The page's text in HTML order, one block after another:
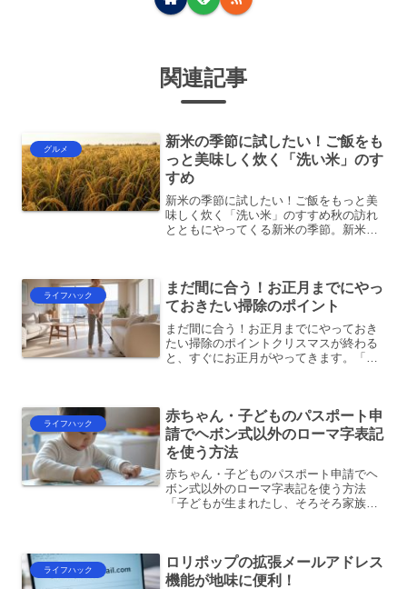
関連記事
グルメ
新米の季節に試したい！ご飯をも
っと美味しく炊く「洗い米」のす
すめ
新米の季節に試したい！ご飯をもっと美
味しく炊く「洗い米」のすすめ秋の訪れ
とともにやってくる新米の季節。新米は
「洗い米」というひと手間に...
ライフハック
まだ間に合う！お正月までにやっ
ておきたい掃除のポイント
まだ間に合う！お正月までにやっておき
たい掃除のポイントクリスマスが終わる
と、すぐにお正月がやってきます。「ま
まった時間がない…。そんな...
ライフハック
赤ちゃん・子どものパスポート申
請でヘボン式以外のローマ字表記
を使う方法
赤ちゃん・子どものパスポート申請でヘ
ボン式以外のローマ字表記を使う方法
「子どもが生まれたし、そろそろ家族で
た。赤ちゃんにもパスポート...
ライフハック
ロリポップの拡張メールアドレス
機能が地味に便利！